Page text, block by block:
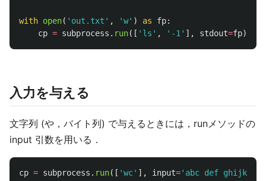
with open( ' out.txt ' , 'w' ) as fp:
cp = subprocess . run([ ' ls ' , ' -1 ' ], stdout=fp)
入力を与える
文字列 (や，バイト列) で与えるときには，runメソッドの
input 引数を用いる．
cp = subprocess . run([ 'wc' ], input=' abc def ghijkl